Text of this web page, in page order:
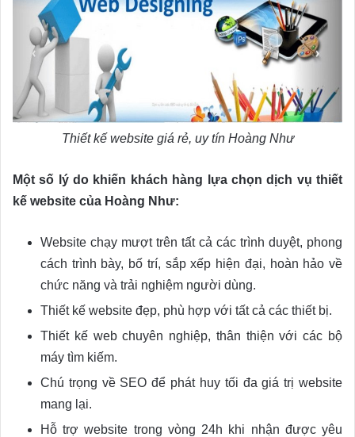
Thiết kế website giá rẻ, uy tín Hoàng Như
Một số lý do khiến khách hàng lựa chọn dịch vụ thiết
kế website của Hoàng Như:
Website chạy mượt trên tất cả các trình duyệt, phong
cách trình bày, bố trí, sắp xếp hiện đại, hoàn hảo về
chức năng và trải nghiệm người dùng.
Thiết kế website đẹp, phù hợp với tất cả các thiết bị.
Thiết kế web chuyên nghiệp, thân thiện với các bộ
máy tìm kiếm.
Chú trọng về SEO để phát huy tối đa giá trị website
mang lại.
Hỗ trợ website trong vòng 24h khi nhận được yêu